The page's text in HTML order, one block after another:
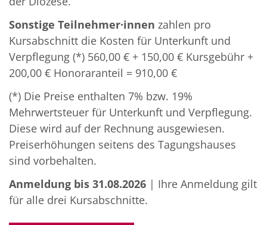
Sonstige Teilnehmer·innen zahlen pro
Kursabschnitt die Kosten für Unterkunft und
Verpflegung (*) 560,00 € + 150,00 € Kursgebühr +
200,00 € Honoraranteil = 910,00 €
(*) Die Preise enthalten 7% bzw. 19%
Mehrwertsteuer für Unterkunft und Verpflegung.
Diese wird auf der Rechnung ausgewiesen.
Preiserhöhungen seitens des Tagungshauses
sind vorbehalten.
Anmeldung bis 31.08.2026 | Ihre Anmeldung gilt
für alle drei Kursabschnitte.